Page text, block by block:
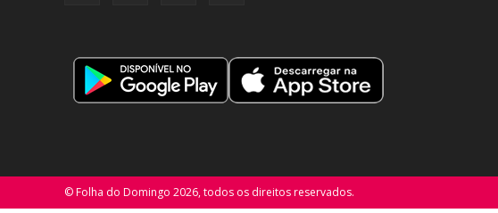
© Folha do Domingo 2026, todos os direitos reservados.